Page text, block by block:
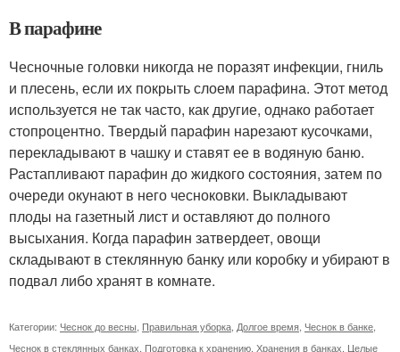
В парафине
Чесночные головки никогда не поразят инфекции, гниль
и плесень, если их покрыть слоем парафина. Этот метод
используется не так часто, как другие, однако работает
стопроцентно. Твердый парафин нарезают кусочками,
перекладывают в чашку и ставят ее в водяную баню.
Растапливают парафин до жидкого состояния, затем по
очереди окунают в него чесноковки. Выкладывают
плоды на газетный лист и оставляют до полного
высыхания. Когда парафин затвердеет, овощи
складывают в стеклянную банку или коробку и убирают в
подвал либо хранят в комнате.
Категории: Чеснок до весны Правильная уборка Долгое время Чеснок в банке
Чеснок в стеклянных банках Подготовка к хранению Хранения в банках Целые